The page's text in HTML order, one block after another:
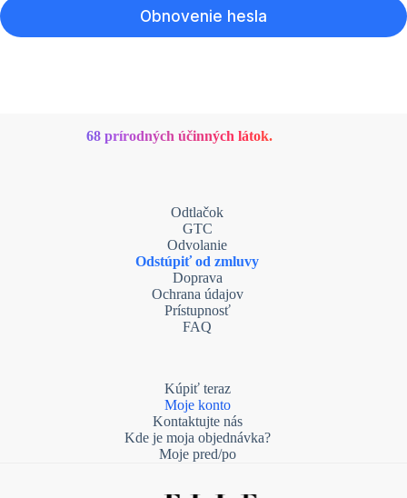
Obnovenie hesla
68 prírodných účinných látok.
Odtlačok
GTC
Odvolanie
Odstúpiť od zmluvy
Doprava
Ochrana údajov
Prístupnosť
FAQ
Kúpiť teraz
Moje konto
Kontaktujte nás
Kde je moja objednávka?
Moje pred/po